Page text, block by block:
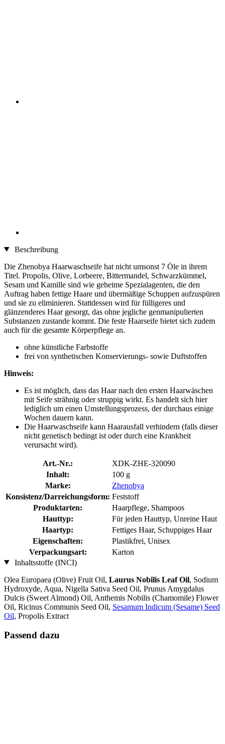
Beschreibung
Die Zhenobya Haarwaschseife hat nicht umsonst 7 Öle in ihrem
Titel. Propolis, Olive, Lorbeere, Bittermandel, Schwarzkümmel,
Sesam und Kamille sind wie geheime Spezialagenten, die den
Auftrag haben fettige Haare und übermäßige Schuppen aufzuspüren
und sie zu eliminieren. Stattdessen wird für fülligeres und
glänzenderes Haar gesorgt, das ohne jegliche genmanipulierten
Substanzen zustande kommt. Die feste Haarseife bietet sich zudem
auch für die gesamte Körperpflege an.
ohne künstliche Farbstoffe
frei von synthetischen Konservierungs- sowie Duftstoffen
Hinweis:
Es ist möglich, dass das Haar nach den ersten Haarwäschen
mit Seife strähnig oder struppig wirkt. Es handelt sich hier
lediglich um einen Umstellungsprozess, der durchaus einige
Wochen dauern kann.
Die Haarwaschseife kann Haarausfall verhindern (falls dieser
nicht genetisch bedingt ist oder durch eine Krankheit
verursacht wird).
Art.-Nr.:
XDK-ZHE-320090
Inhalt:
100 g
Marke:
Zhenobya
Konsistenz/Darreichungsform: Feststoff
Produktarten:
Haarpflege, Shampoos
Hauttyp:
Für jeden Hauttyp, Unreine Haut
Haartyp:
Fettiges Haar, Schuppiges Haar
Eigenschaften:
Plastikfrei, Unisex
Verpackungsart:
Karton
Inhaltsstoffe (INCI)
Olea Europaea (Olive) Fruit Oil, Laurus Nobilis Leaf Oil, Sodium
Hydroxyde, Aqua, Nigella Sativa Seed Oil, Prunus Amygdalus
Dulcis (Sweet Almond) Oil, Anthemis Nobilis (Chamomile) Flower
Oil, Ricinus Communis Seed Oil, Sesamum Indicum (Sesame) Seed
Oil, Propolis Extract
Passend dazu